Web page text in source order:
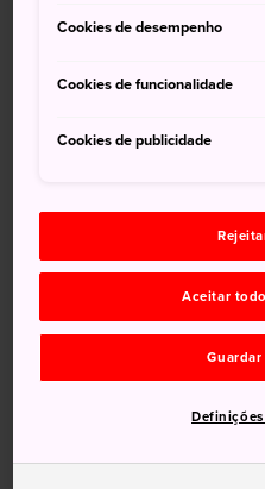
Ilha Ishigaki
Cookies de desempenho
Cookies de funcionalidade
Cookies de publicidade
Aceitar